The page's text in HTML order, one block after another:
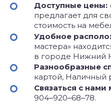
Доступные цены:
предлагает для
стоимость на
Удобное
мастера»
в городе Нижний
Разнообразные
картой, Наличный
Связаться с
904‒920‒68‒78.